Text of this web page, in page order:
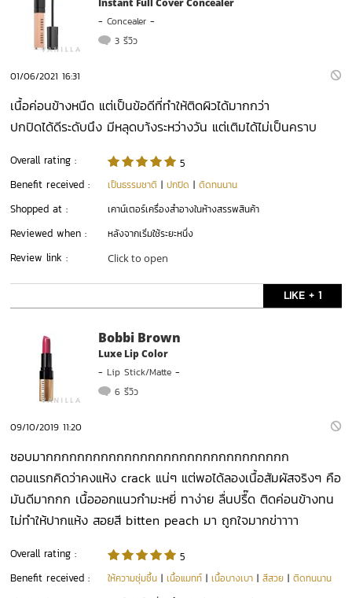
Instant Full Cover Concealer
-Concealer -
3 รีวิว
01/06/2021 16:31
เนื้อค่อนข้างหนืด แต่เป็นข้อดีที่ทำให้ติดผิวได้มากกว่า
ปกปิดได้ดีระดับนึง มีหลุดบา้งระหว่างวัน แต่เติมได้ไม่เป็นคราบ
Overall rating :
5
Benefit received :
เป็นธรรมชาติ |ปกปิด |ติดทนนาน
Shopped at : เคาน์เตอร์เครื่องสำอางในห้างสรรพสินค้า
Reviewed when : หลังจากเริ่มใช้ระยะหนึ่ง
Review link : Click to open
LIKE + 1
Bobbi Brown
Luxe Lip Color
-Lip Stick/Matte -
6 รีวิว
09/10/2019 11:20
ชอบมากกกกกกกกกกกกกกกกกกกกกกกกกกกกกกก
ตอนแรกคิดว่าคงแห้ง crack แน่ๆ แต่พอได้ลองเนื้อสัมผัสจริงๆ คือ
มันดีมากกก เนื้อออกแนวกำมะหยี่ ทาง่าย ลื่นปรื๊ด ติดค่อนข้างทน
ไม่ทำให้ปากแห้ง สอยสี bitten peach มา ถูกใจมากข่าาาา
Overall rating :
5
Benefit received :
ให้ความชุ่มชื้น |เนื้อแมทท์ |เนื้อบางเบา |สีสวย |ติดทนนาน